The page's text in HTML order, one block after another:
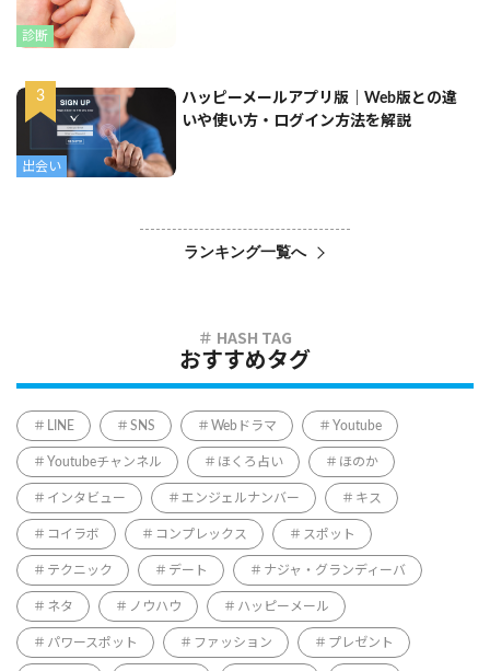
診断
出会い
ハッピーメールアプリ版｜Web版との違
いや使い方・ログイン方法を解説
ランキング一覧へ
おすすめタグ
LINE SNS Webドラマ Youtube
Youtubeチャンネル ほくろ占い ほのか
インタビュー エンジェルナンバー キス
コイラボ コンプレックス スポット
テクニック デート ナジャ・グランディーバ
ネタ ノウハウ ハッピーメール
パワースポット ファッション プレゼント